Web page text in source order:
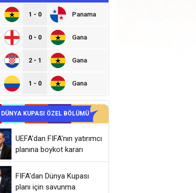
1 - 0 Panama
0 - 0 Gana
2 - 1 Gana
1 - 0 Gana
DÜNYA KUPASI ÖZEL BÖLÜMÜ
UEFA'dan FIFA'nın yatırımcı
planına boykot kararı
FIFA'dan Dünya Kupası
planı için savunma